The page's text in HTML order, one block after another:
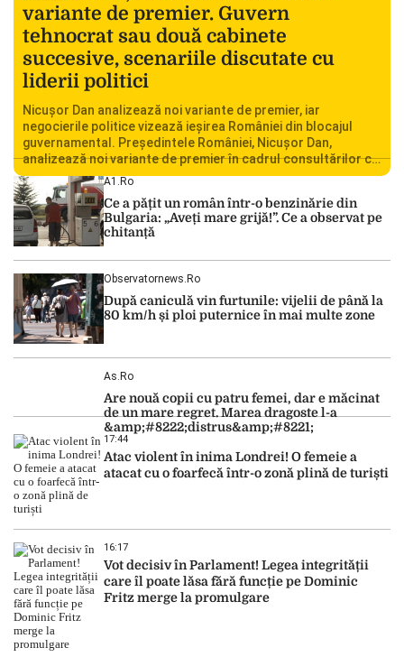
variante de premier. Guvern
tehnocrat sau două cabinete
succesive, scenariile discutate cu
liderii politici
Nicușor Dan analizează noi variante de premier, iar
negocierile politice vizează ieșirea României din blocajul
guvernamental. Președintele României, Nicușor Dan,
analizează noi variante de premier în cadrul consultărilor cu
liderii politici. Ciprian Ciucu vorbește despre scenariul unui
guvern tehnocrat și despre posibilitatea a două cabinete
succesive. Nicușor Dan analizează noi variante de premier
România traversează […]
A1.ro
Ce a pățit un român într-o benzinărie din
Bulgaria: „Aveți mare grijă!”. Ce a observat pe
chitanță
Observatornews.ro
După caniculă vin furtunile: vijelii de până la
80 km/h și ploi puternice în mai multe zone
As.ro
Are nouă copii cu patru femei, dar e măcinat
de un mare regret. Marea dragoste l-a
&amp;#8222;distrus&amp;#8221;
17:44
Atac violent în inima Londrei! O femeie a
atacat cu o foarfecă într-o zonă plină de turiști
16:17
Vot decisiv în Parlament! Legea integrității
care îl poate lăsa fără funcție pe Dominic
Fritz merge la promulgare